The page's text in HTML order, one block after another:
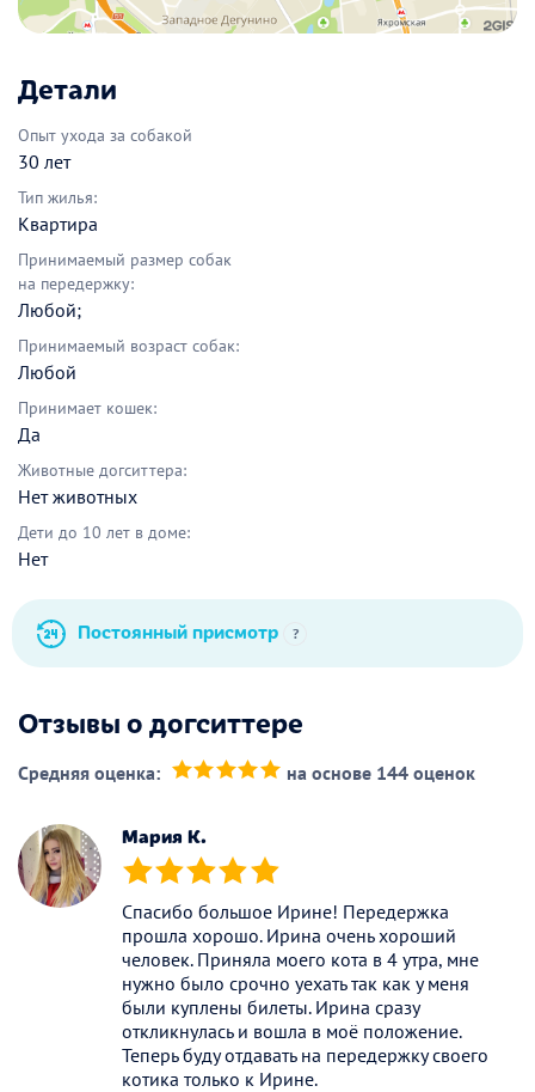
Детали
Опыт ухода за собакой
30 лет
Тип жилья:
Квартира
Принимаемый размер собак
на передержку:
Любой;
Принимаемый возраст собак:
Любой
Принимает кошек:
Да
Животные догситтера:
Нет животных
Дети до 10 лет в доме:
Нет
Постоянный присмотр ?
Отзывы о догситтере
Средняя оценка: на основе 144 оценок
Мария К.
(*) (*) (*) (*) (*)
Спасибо большое Ирине! Передержка
прошла хорошо. Ирина очень хороший
человек. Приняла моего кота в 4 утра, мне
нужно было срочно уехать так как у меня
были куплены билеты. Ирина сразу
откликнулась и вошла в моё положение.
Теперь буду отдавать на передержку своего
котика только к Ирине.